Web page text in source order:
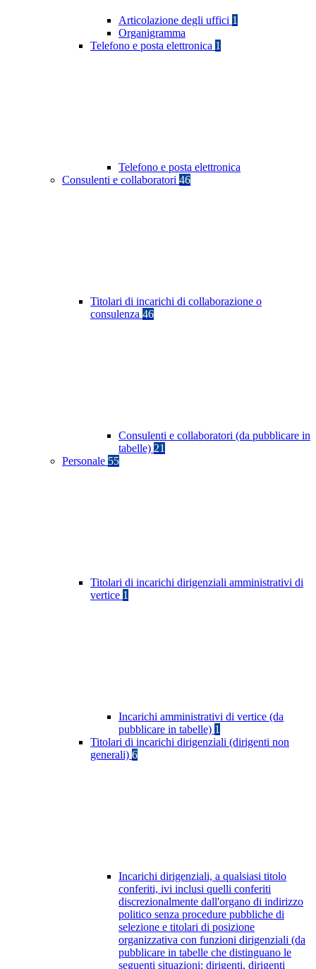
Articolazione degli uffici 1
Organigramma
Telefono e posta elettronica 1
Telefono e posta elettronica
Consulenti e collaboratori 46
Titolari di incarichi di collaborazione o
consulenza 46
Consulenti e collaboratori (da pubblicare in
tabelle) 21
Personale 55
Titolari di incarichi dirigenziali amministrativi di
vertice 1
Incarichi amministrativi di vertice (da
pubblicare in tabelle) 1
Titolari di incarichi dirigenziali (dirigenti non
generali) 6
Incarichi dirigenziali, a qualsiasi titolo
conferiti, ivi inclusi quelli conferiti
discrezionalmente dall'organo di indirizzo
politico senza procedure pubbliche di
selezione e titolari di posizione
organizzativa con funzioni dirigenziali (da
pubblicare in tabelle che distinguano le
seguenti situazioni: dirigenti, dirigenti